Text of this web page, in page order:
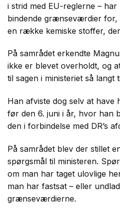
i strid med EU-reglerne –
bindende grænseværdier
en række kemiske stoffer,
På samrådet erkendte
ikke er blevet overholdt, og
til sagen i ministeriet så langt
Han afviste dog selv at have
før den 6. juni i år, hvor han
den i forbindelse med DR’s
På samrådet blev der stillet
spørgsmål til ministeren.
om man har taget ulovlige
man har fastsat – eller
grænseværdierne.